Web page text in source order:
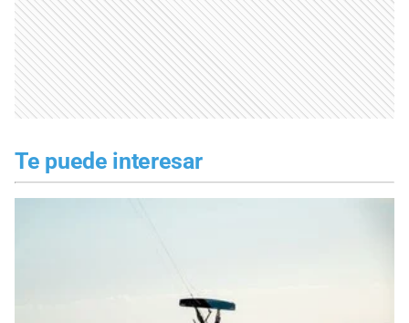
Te puede interesar